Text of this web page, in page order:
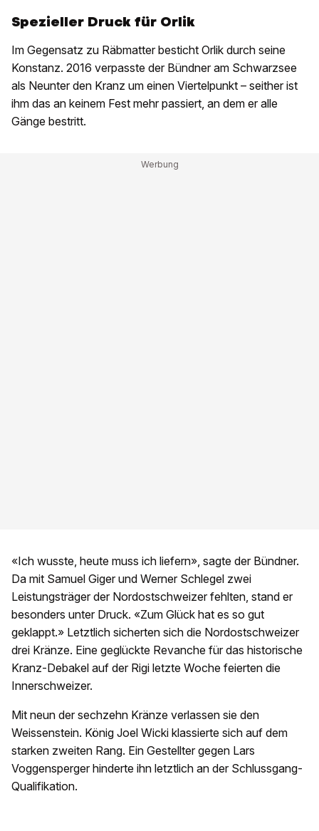
Spezieller Druck für Orlik
Im Gegensatz zu Räbmatter besticht Orlik durch seine
Konstanz. 2016 verpasste der Bündner am Schwarzsee
als Neunter den Kranz um einen Viertelpunkt – seither ist
ihm das an keinem Fest mehr passiert, an dem er alle
Gänge bestritt.
«Ich wusste, heute muss ich liefern», sagte der Bündner.
Da mit Samuel Giger und Werner Schlegel zwei
Leistungsträger der Nordostschweizer fehlten, stand er
besonders unter Druck. «Zum Glück hat es so gut
geklappt.» Letztlich sicherten sich die Nordostschweizer
drei Kränze. Eine geglückte Revanche für das historische
Kranz-Debakel auf der Rigi letzte Woche feierten die
Innerschweizer.
Mit neun der sechzehn Kränze verlassen sie den
Weissenstein. König Joel Wicki klassierte sich auf dem
starken zweiten Rang. Ein Gestellter gegen Lars
Voggensperger hinderte ihn letztlich an der Schlussgang-
Qualifikation.